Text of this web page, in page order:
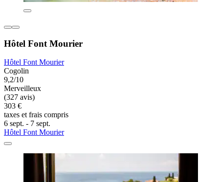
Hôtel Font Mourier
Hôtel Font Mourier
Cogolin
9,2/10
Merveilleux
(327 avis)
303 €
taxes et frais compris
6 sept. - 7 sept.
Hôtel Font Mourier